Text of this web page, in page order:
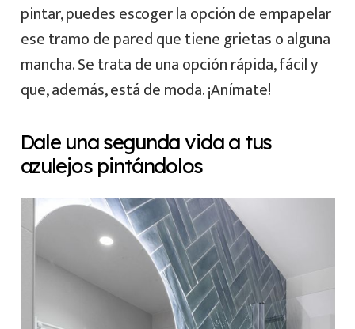
pintar, puedes escoger la opción de empapelar
ese tramo de pared que tiene grietas o alguna
mancha. Se trata de una opción rápida, fácil y
que, además, está de moda. ¡Anímate!
Dale una segunda vida a tus
azulejos pintándolos